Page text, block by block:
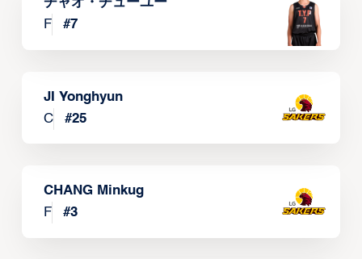
チャオ・チューユー
F
#7
JI Yonghyun
C
#25
CHANG Minkug
F
#3